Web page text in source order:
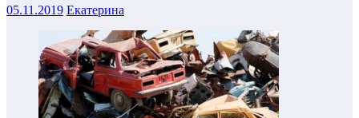
05.11.2019 Екатерина